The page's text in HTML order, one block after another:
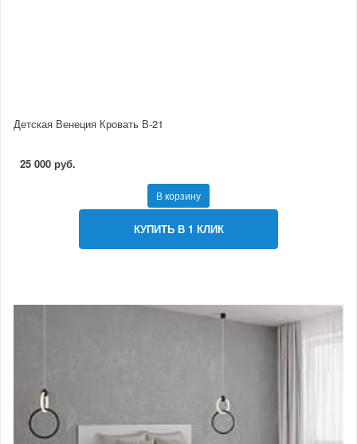
Детская Венеция Кровать В-21
25 000 руб.
В корзину
КУПИТЬ В 1 КЛИК